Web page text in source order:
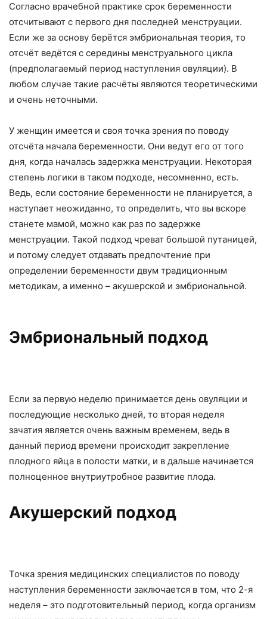
Согласно врачебной практике срок беременности
отсчитывают с первого дня последней менструации.
Если же за основу берётся эмбриональная теория, то
отсчёт ведётся с середины менструального цикла
(предполагаемый период наступления овуляции). В
любом случае такие расчёты являются теоретическими
и очень неточными.
У женщин имеется и своя точка зрения по поводу
отсчёта начала беременности. Они ведут его от того
дня, когда началась задержка менструации. Некоторая
степень логики в таком подходе, несомненно, есть.
Ведь, если состояние беременности не планируется, а
наступает неожиданно, то определить, что вы вскоре
станете мамой, можно как раз по задержке
менструации. Такой подход чреват большой путаницей,
и потому следует отдавать предпочтение при
определении беременности двум традиционным
методикам, а именно – акушерской и эмбриональной.
Эмбриональный подход
Если за первую неделю принимается день овуляции и
последующие несколько дней, то вторая неделя
зачатия является очень важным временем, ведь в
данный период времени происходит закрепление
плодного яйца в полости матки, и в дальше начинается
полноценное внутриутробное развитие плода.
Акушерский подход
Точка зрения медицинских специалистов по поводу
наступления беременности заключается в том, что 2-я
неделя – это подготовительный период, когда организм